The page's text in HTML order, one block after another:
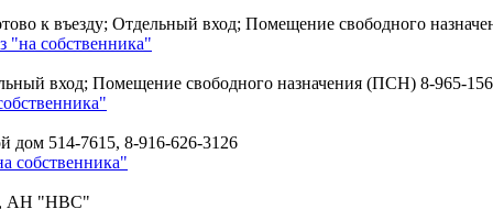
к въезду; Отдельный вход; Помещение свободного
"на собственника"
вход; Помещение свободного назначения (ПСН) 8-965-
дом 514-7615, 8-916-626-3126
собственника"
АН "НВС"